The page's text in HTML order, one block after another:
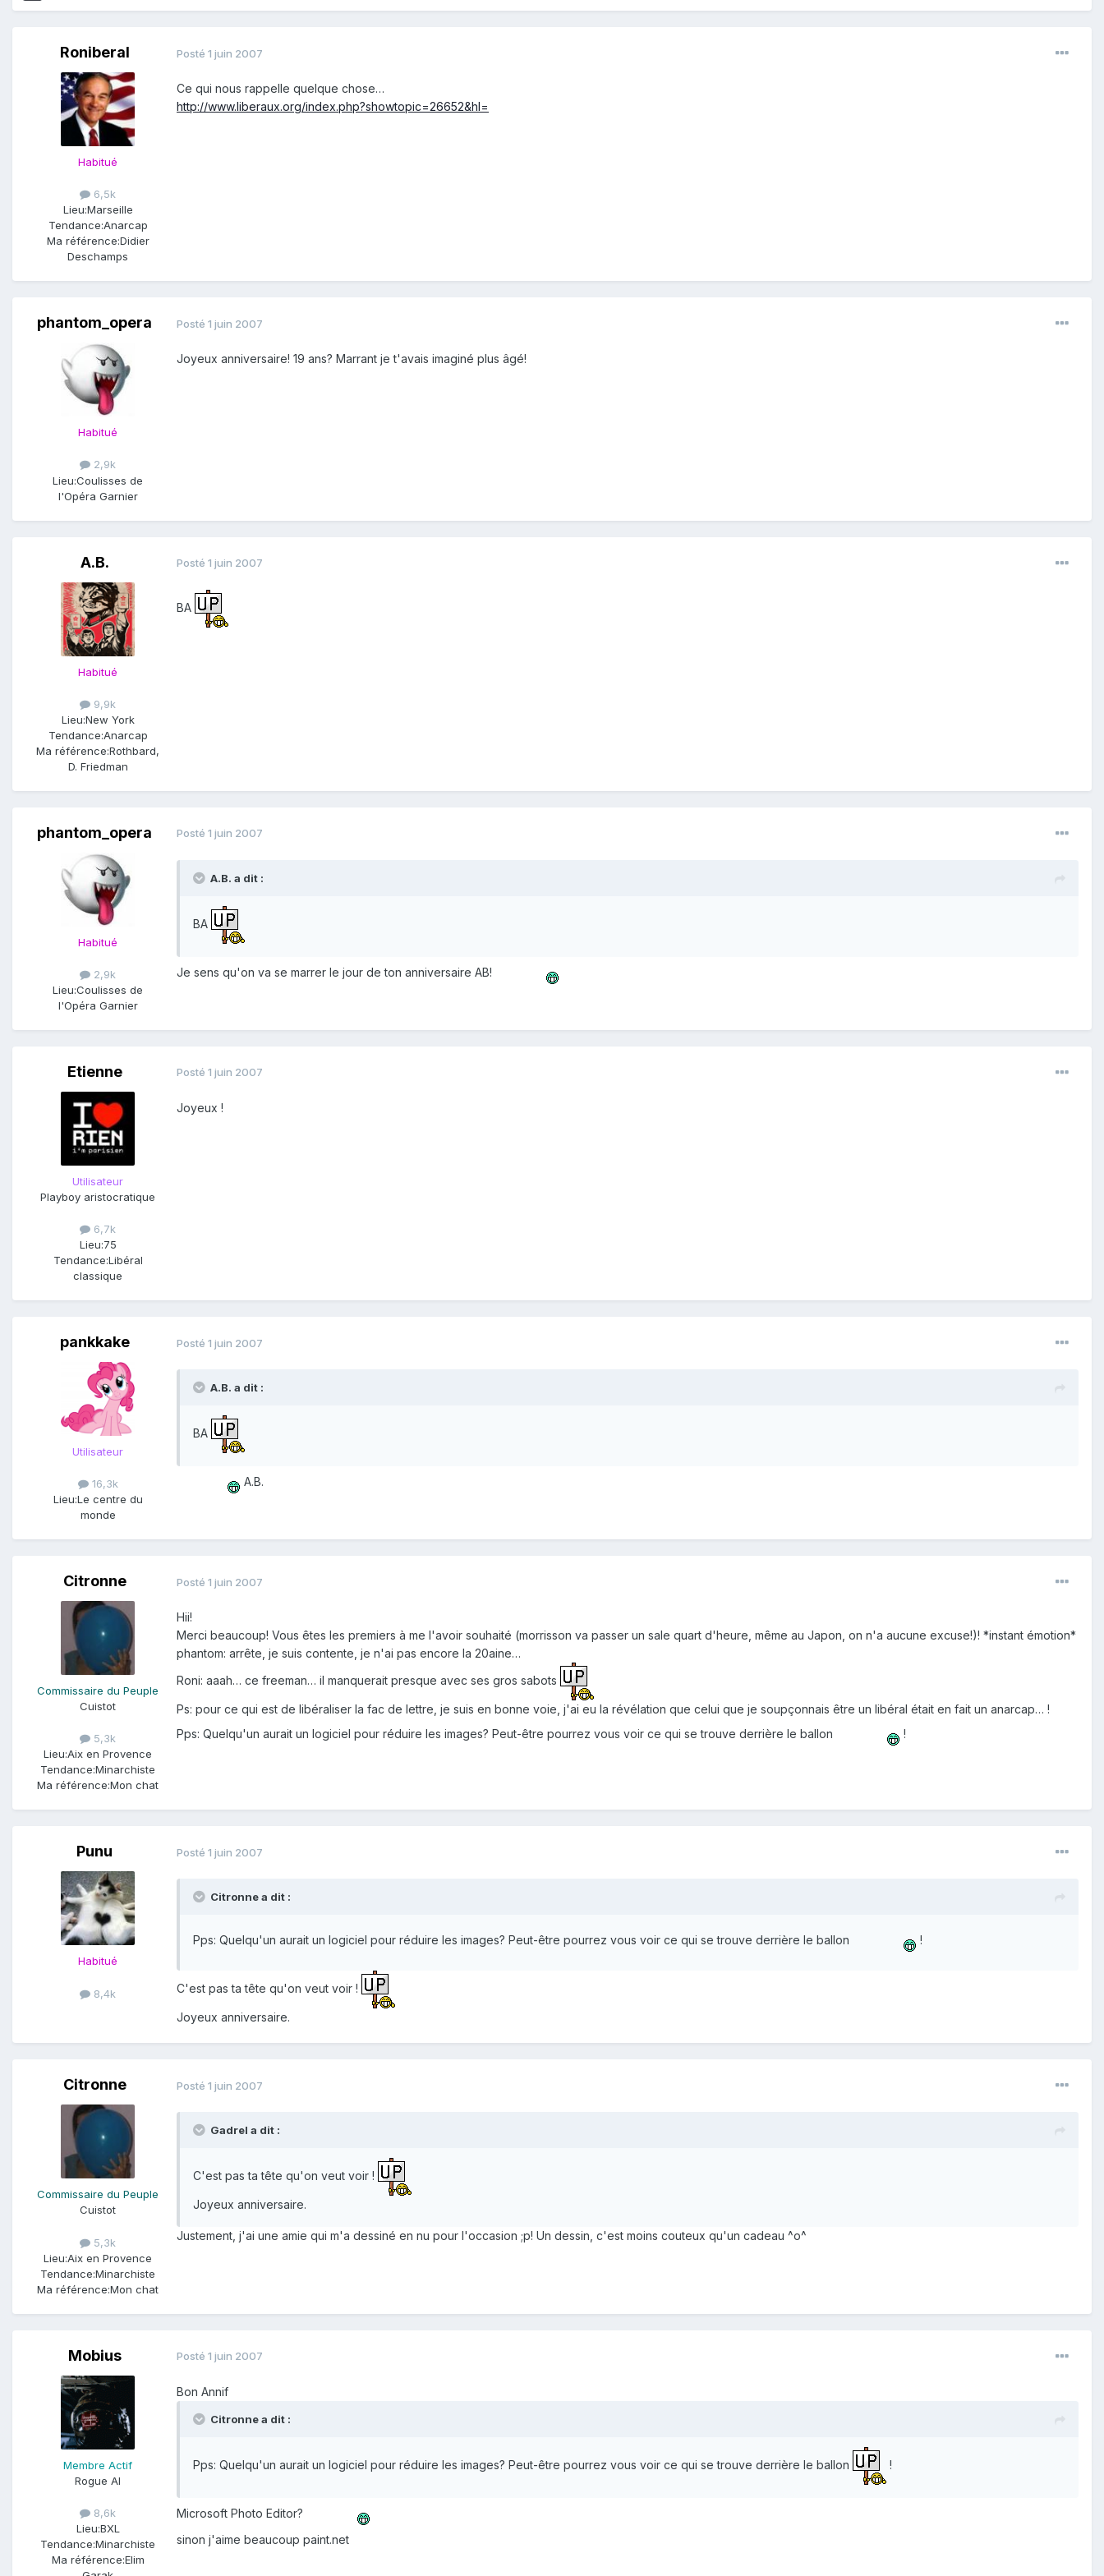
Roniberal
Habitué
6,5k
Lieu:Marseille
Tendance:Anarcap
Ma référence:Didier
Deschamps
Posté 1 juin 2007
Ce qui nous rappelle quelque chose…
http://www.liberaux.org/index.php?showtopic=26652&hl=
phantom_opera
Habitué
2,9k
Lieu:Coulisses de
l'Opéra Garnier
Posté 1 juin 2007
Joyeux anniversaire! 19 ans? Marrant je t'avais imaginé plus âgé!
A.B.
Habitué
9,9k
Lieu:New York
Tendance:Anarcap
Ma référence:Rothbard,
D. Friedman
Posté 1 juin 2007
BA
phantom_opera
Habitué
2,9k
Lieu:Coulisses de
l'Opéra Garnier
Posté 1 juin 2007
A.B. a dit :
BA
Je sens qu'on va se marrer le jour de ton anniversaire AB!
Etienne
Utilisateur
Playboy aristocratique
6,7k
Lieu:75
Tendance:Libéral
classique
Posté 1 juin 2007
Joyeux !
pankkake
Utilisateur
16,3k
Lieu:Le centre du
monde
Posté 1 juin 2007
A.B. a dit :
BA
A.B.
Citronne
Commissaire du Peuple
Cuistot
5,3k
Lieu:Aix en Provence
Tendance:Minarchiste
Ma référence:Mon chat
Posté 1 juin 2007
Hii!
Merci beaucoup! Vous êtes les premiers à me l'avoir souhaité (morrisson va passer un sale quart d'heure, même au Japon, on n'a aucune excuse!)! *instant émotion*
phantom: arrête, je suis contente, je n'ai pas encore la 20aine…
Roni: aaah… ce freeman… il manquerait presque avec ses gros sabots
Ps: pour ce qui est de libéraliser la fac de lettre, je suis en bonne voie, j'ai eu la révélation que celui que je soupçonnais être un libéral était en fait un anarcap… !
Pps: Quelqu'un aurait un logiciel pour réduire les images? Peut-être pourrez vous voir ce qui se trouve derrière le ballon
!
Punu
Habitué
8,4k
Posté 1 juin 2007
Citronne a dit :
Pps: Quelqu'un aurait un logiciel pour réduire les images? Peut-être pourrez vous voir ce qui se trouve derrière le ballon !
C'est pas ta tête qu'on veut voir !
Joyeux anniversaire.
Citronne
Commissaire du Peuple
Cuistot
5,3k
Lieu:Aix en Provence
Tendance:Minarchiste
Ma référence:Mon chat
Posté 1 juin 2007
Gadrel a dit :
C'est pas ta tête qu'on veut voir !
Joyeux anniversaire.
Justement, j'ai une amie qui m'a dessiné en nu pour l'occasion ;p! Un dessin, c'est moins couteux qu'un cadeau ^o^
Mobius
Membre Actif
Rogue AI
8,6k
Lieu:BXL
Tendance:Minarchiste
Ma référence:Elim
Posté 1 juin 2007
Bon Annif
Citronne a dit :
Pps: Quelqu'un aurait un logiciel pour réduire les images? Peut-être pourrez vous voir ce qui se trouve derrière le ballon !
Microsoft Photo Editor?
sinon j'aime beaucoup paint.net